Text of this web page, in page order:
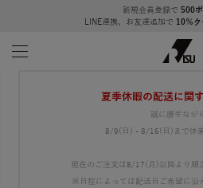
新規会員登録で 500
LINE連携、お友達追加で 10％ク
夏季休暇の配送に関
誠に勝手なが
8/9(日) - 8/16(日)まで休業
現在のご注文は8/17(月)以降より順
※日程によっては配送日ご希望に沿